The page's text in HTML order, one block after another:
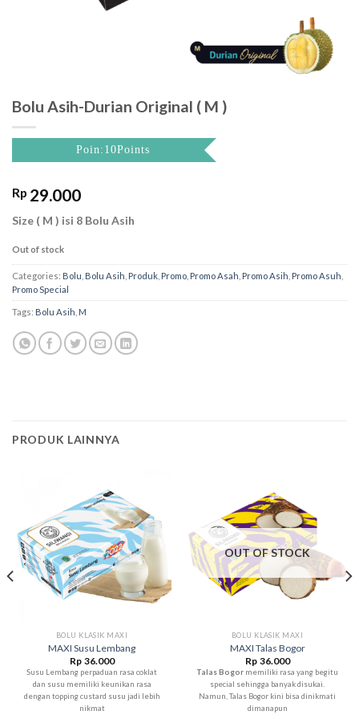
Bolu Asih-Durian Original ( M )
Poin:10Points
Rp 29.000
Size ( M ) isi 8 Bolu Asih
Out of stock
Categories: Bolu Bolu Asih Produk Promo Promo Asah Promo Asih Promo Asuh
Promo Special
Tags: Bolu Asih M
PRODUK LAINNYA
BOLU KLASIK MAXI
MAXI Susu Lembang
Rp 36.000
Susu Lembang perpaduan rasa coklat
dan susu memiliki keunikan rasa
dengan topping custard susu jadi lebih
nikmat
OUT OF STOCK
BOLU KLASIK MAXI
MAXI Talas Bogor
Rp 36.000
Talas Bogor memiliki rasa yang begitu
special sehingga banyak disukai.
Namun, Talas Bogor kini bisa dinikmati
dimanapun